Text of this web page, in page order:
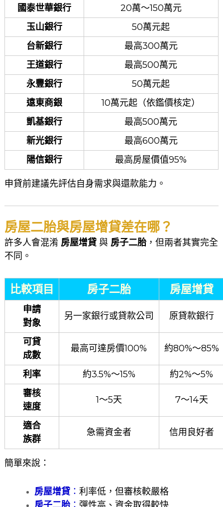
國泰世華銀行
20萬～150萬元
玉山銀行
50萬元起
台新銀行
最高300萬元
王道銀行
最高500萬元
永豐銀行
50萬元起
遠東商銀
10萬元起（依鑑價核定）
凱基銀行
最高500萬元
新光銀行
最高600萬元
陽信銀行
最高房屋價值95%
申貸前建議先評估自身需求與還款能力。
房屋二胎與房屋增貸差在哪？
許多人會混淆 房屋增貸與 房子二胎，但兩者其實完全
不同。
比較項目 房子二胎 房屋增貸
申請
對象
另一家銀行或貸款公司 原貸款銀行
可貸
成數
最高可達房價100% 約80%～85%
利率 約3.5%～15%
約2%～5%
審核
速度
1～5天 7～14天
適合
族群
急需資金者 信用良好者
簡單來說：
房屋增貸： 利率低，但審核較嚴格